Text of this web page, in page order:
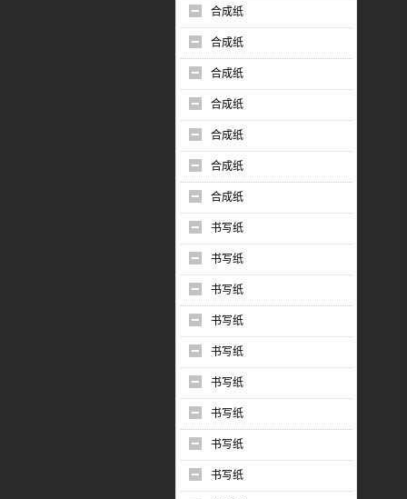
合成纸
合成纸
合成纸
合成纸
合成纸
合成纸
合成纸
书写纸
书写纸
书写纸
书写纸
书写纸
书写纸
书写纸
书写纸
书写纸